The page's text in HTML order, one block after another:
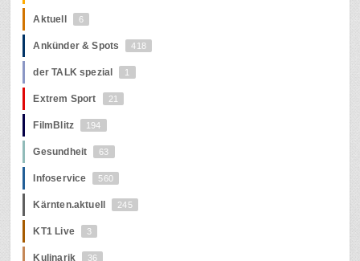
Aktuell 6
Ankünder & Spots 418
der TALK spezial 1
Extrem Sport 21
FilmBlitz 194
Gesundheit 63
Infoservice 560
Kärnten.aktuell 245
KT1 Live 3
Kulinarik 36